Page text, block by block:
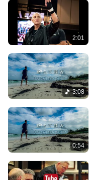
2:01
3:08
0:54